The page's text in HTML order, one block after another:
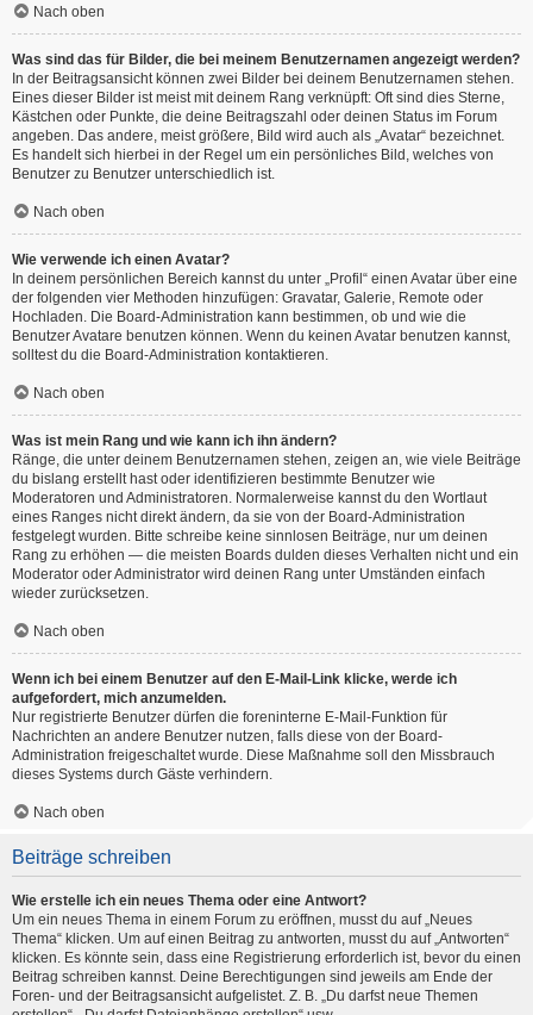
Nach oben
Was sind das für Bilder, die bei meinem Benutzernamen angezeigt werden?
In der Beitragsansicht können zwei Bilder bei deinem Benutzernamen stehen.
Eines dieser Bilder ist meist mit deinem Rang verknüpft: Oft sind dies Sterne,
Kästchen oder Punkte, die deine Beitragszahl oder deinen Status im Forum
angeben. Das andere, meist größere, Bild wird auch als „Avatar“ bezeichnet.
Es handelt sich hierbei in der Regel um ein persönliches Bild, welches von
Benutzer zu Benutzer unterschiedlich ist.
Nach oben
Wie verwende ich einen Avatar?
In deinem persönlichen Bereich kannst du unter „Profil“ einen Avatar über eine
der folgenden vier Methoden hinzufügen: Gravatar, Galerie, Remote oder
Hochladen. Die Board-Administration kann bestimmen, ob und wie die
Benutzer Avatare benutzen können. Wenn du keinen Avatar benutzen kannst,
solltest du die Board-Administration kontaktieren.
Nach oben
Was ist mein Rang und wie kann ich ihn ändern?
Ränge, die unter deinem Benutzernamen stehen, zeigen an, wie viele Beiträge
du bislang erstellt hast oder identifizieren bestimmte Benutzer wie
Moderatoren und Administratoren. Normalerweise kannst du den Wortlaut
eines Ranges nicht direkt ändern, da sie von der Board-Administration
festgelegt wurden. Bitte schreibe keine sinnlosen Beiträge, nur um deinen
Rang zu erhöhen — die meisten Boards dulden dieses Verhalten nicht und ein
Moderator oder Administrator wird deinen Rang unter Umständen einfach
wieder zurücksetzen.
Nach oben
Wenn ich bei einem Benutzer auf den E-Mail-Link klicke, werde ich
aufgefordert, mich anzumelden.
Nur registrierte Benutzer dürfen die foreninterne E-Mail-Funktion für
Nachrichten an andere Benutzer nutzen, falls diese von der Board-
Administration freigeschaltet wurde. Diese Maßnahme soll den Missbrauch
dieses Systems durch Gäste verhindern.
Nach oben
Beiträge schreiben
Wie erstelle ich ein neues Thema oder eine Antwort?
Um ein neues Thema in einem Forum zu eröffnen, musst du auf „Neues
Thema“ klicken. Um auf einen Beitrag zu antworten, musst du auf „Antworten“
klicken. Es könnte sein, dass eine Registrierung erforderlich ist, bevor du einen
Beitrag schreiben kannst. Deine Berechtigungen sind jeweils am Ende der
Foren- und der Beitragsansicht aufgelistet. Z. B. „Du darfst neue Themen